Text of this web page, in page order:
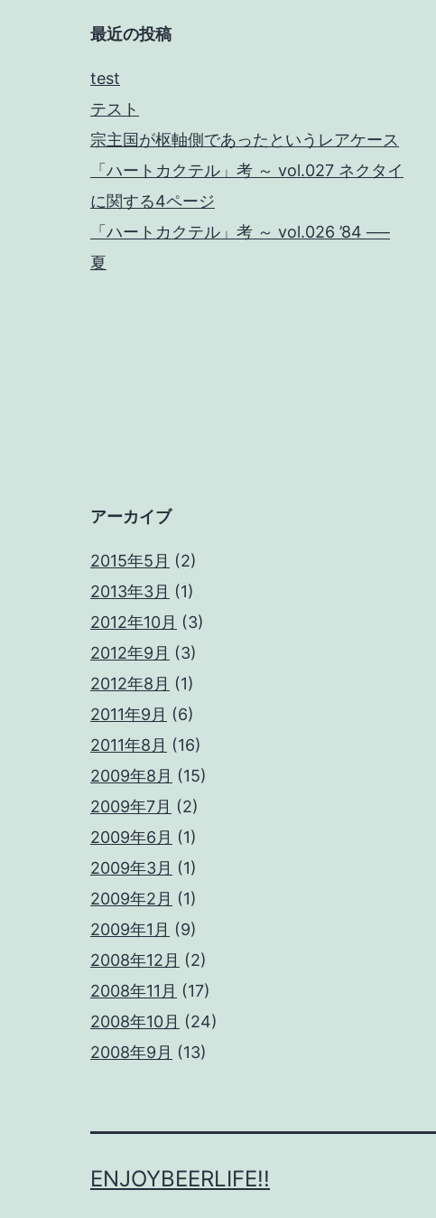
最近の投稿
test
テスト
宗主国が枢軸側であったというレアケース
「ハートカクテル」考 ～ vol.027 ネクタイ
に関する4ページ
「ハートカクテル」考 ～ vol.026 ’84 ──
夏
アーカイブ
2015年5月 (2)
2013年3月 (1)
2012年10月 (3)
2012年9月 (3)
2012年8月 (1)
2011年9月 (6)
2011年8月 (16)
2009年8月 (15)
2009年7月 (2)
2009年6月 (1)
2009年3月 (1)
2009年2月 (1)
2009年1月 (9)
2008年12月 (2)
2008年11月 (17)
2008年10月 (24)
2008年9月 (13)
ENJOYBEERLIFE!!